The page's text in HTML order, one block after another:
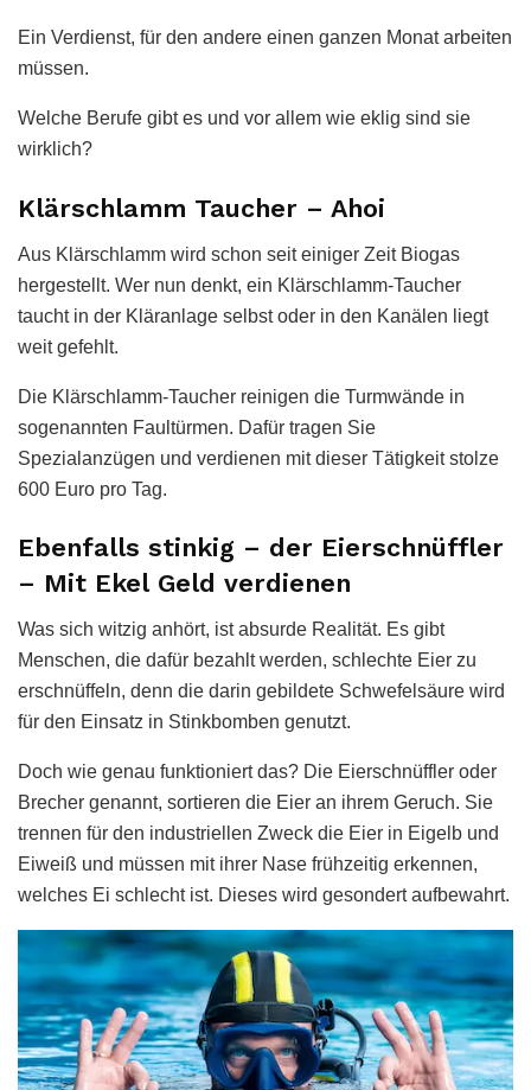
Ein Verdienst, für den andere einen ganzen Monat arbeiten
müssen.
Welche Berufe gibt es und vor allem wie eklig sind sie
wirklich?
Klärschlamm Taucher – Ahoi
Aus Klärschlamm wird schon seit einiger Zeit Biogas
hergestellt. Wer nun denkt, ein Klärschlamm-Taucher
taucht in der Kläranlage selbst oder in den Kanälen liegt
weit gefehlt.
Die Klärschlamm-Taucher reinigen die Turmwände in
sogenannten Faultürmen. Dafür tragen Sie
Spezialanzügen und verdienen mit dieser Tätigkeit stolze
600 Euro pro Tag.
Ebenfalls stinkig – der Eierschnüffler
– Mit Ekel Geld verdienen
Was sich witzig anhört, ist absurde Realität. Es gibt
Menschen, die dafür bezahlt werden, schlechte Eier zu
erschnüffeln, denn die darin gebildete Schwefelsäure wird
für den Einsatz in Stinkbomben genutzt.
Doch wie genau funktioniert das? Die Eierschnüffler oder
Brecher genannt, sortieren die Eier an ihrem Geruch. Sie
trennen für den industriellen Zweck die Eier in Eigelb und
Eiweiß und müssen mit ihrer Nase frühzeitig erkennen,
welches Ei schlecht ist. Dieses wird gesondert aufbewahrt.